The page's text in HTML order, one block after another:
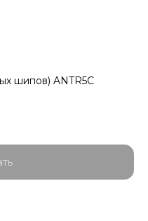
шипов) ANTR5C